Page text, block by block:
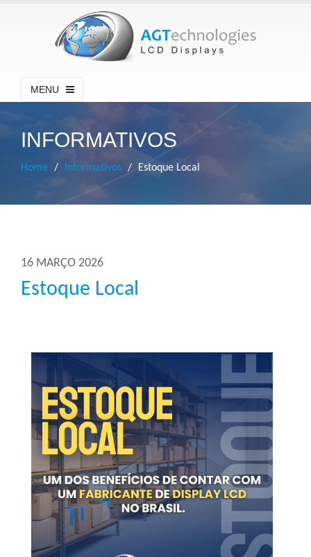
MENU
INFORMATIVOS
Home Informativos Estoque Local
16 MARÇO 2026
Estoque Local